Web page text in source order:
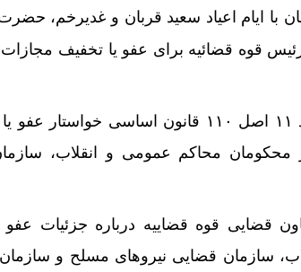
با ایام اعیاد سعید قربان و غدیرخم،
قوه قضائیه برای عفو یا تخفیف
حجت‌الاسلام والمسلمین اژه‌ای در اجرای بند ۱۱ اصل ۱۱۰ قانون اساسی
محکومان محاکم عمومی و انقلاب،
قضایی قوه قضاییه درباره جزئیات
سازمان قضایی نیروهای مسلح و